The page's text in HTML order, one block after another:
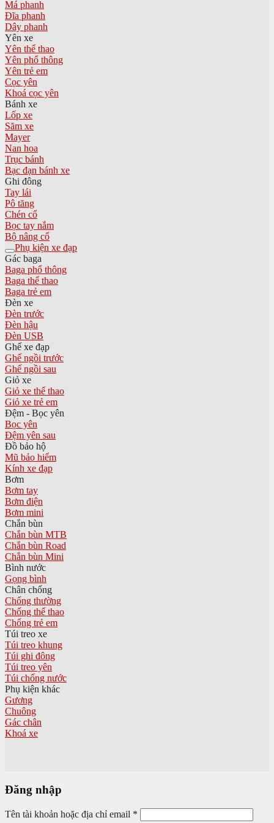
Má phanh
Đĩa phanh
Dây phanh
Yên xe
Yên thể thao
Yên phổ thông
Yên trẻ em
Cọc yên
Khoá cọc yên
Bánh xe
Lốp xe
Săm xe
Mayer
Nan hoa
Trục bánh
Bạc đạn bánh xe
Ghi đông
Tay lái
Pô tăng
Chén cổ
Bọc tay nắm
Bộ nâng cổ
Phụ kiện xe đạp
Gác baga
Baga phổ thông
Baga thể thao
Baga trẻ em
Đèn xe
Đèn trước
Đèn hậu
Đèn USB
Ghế xe đạp
Ghế ngồi trước
Ghế ngồi sau
Giỏ xe
Giỏ xe thể thao
Giỏ xe trẻ em
Đệm - Bọc yên
Bọc yên
Đệm yên sau
Đồ bảo hộ
Mũ bảo hiểm
Kính xe đạp
Bơm
Bơm tay
Bơm điện
Bơm mini
Chắn bùn
Chắn bùn MTB
Chắn bùn Road
Chắn bùn Mini
Bình nước
Gọng bình
Chân chống
Chống thường
Chống thể thao
Chống trẻ em
Túi treo xe
Túi treo khung
Túi ghi đông
Túi treo yên
Túi chống nước
Phụ kiện khác
Gương
Chuông
Gác chân
Khoá xe
Đăng nhập
Tên tài khoản hoặc địa chỉ email *